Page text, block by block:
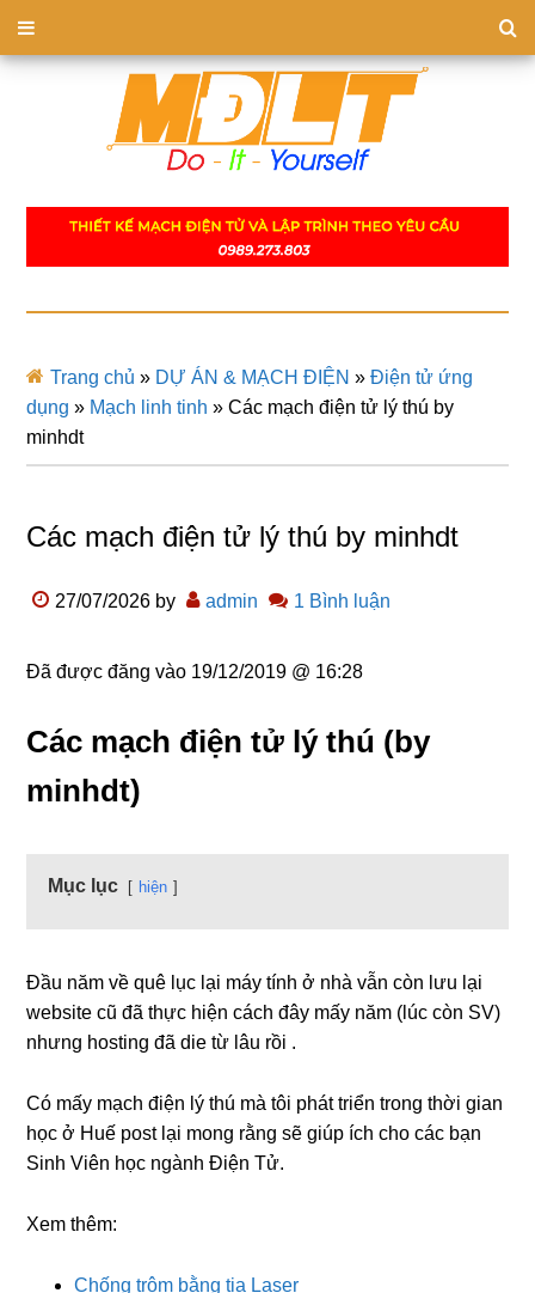
Trang chủ » DỰ ÁN & MẠCH ĐIỆN »Điện tử ứng
dụng » Mạch linh tinh »Các mạch điện tử lý thú by
minhdt
Các mạch điện tử lý thú by minhdt
27/07/2026 by admin 1 Bình luận
Đã được đăng vào 19/12/2019 @ 16:28
Các mạch điện tử lý thú (by
minhdt)
Mục lục hiện
Đầu năm về quê lục lại máy tính ở nhà vẫn còn lưu lại
website cũ đã thực hiện cách đây mấy năm (lúc còn SV)
nhưng hosting đã die từ lâu rồi .
Có mấy mạch điện lý thú mà tôi phát triển trong thời gian
học ở Huế post lại mong rằng sẽ giúp ích cho các bạn
Sinh Viên học ngành Điện Tử.
Xem thêm:
Chống trộm bằng tia Laser